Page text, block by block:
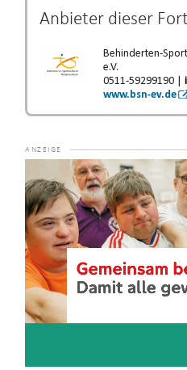
Anbieter dieser
Behinderten-
e.V.
0511-59299190 |
www.bsn-ev.de
Player